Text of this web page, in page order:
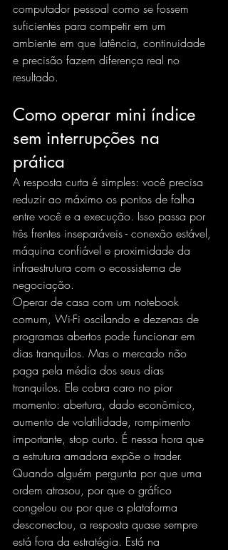
computador pessoal como se fossem
suficientes para competir em um
ambiente em que latência, continuidade
e precisão fazem diferença real no
resultado.
Como operar mini índice
sem interrupções na
prática
A resposta curta é simples: você precisa
reduzir ao máximo os pontos de falha
entre você e a execução. Isso passa por
três frentes inseparáveis - conexão estável,
máquina confiável e proximidade da
infraestrutura com o ecossistema de
negociação.
Operar de casa com um notebook
comum, Wi-Fi oscilando e dezenas de
programas abertos pode funcionar em
dias tranquilos. Mas o mercado não
paga pela média dos seus dias
tranquilos. Ele cobra caro no pior
momento: abertura, dado econômico,
aumento de volatilidade, rompimento
importante, stop curto. É nessa hora que
a estrutura amadora expõe o trader.
Quando alguém pergunta por que uma
ordem atrasou, por que o gráfico
congelou ou por que a plataforma
desconectou, a resposta quase sempre
está fora da estratégia. Está na